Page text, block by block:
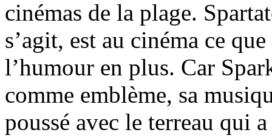
cinémas de la plage.
s’agit, est au cinéma ce
l’humour en plus. Car
comme emblème, sa
poussé avec le terreau qui